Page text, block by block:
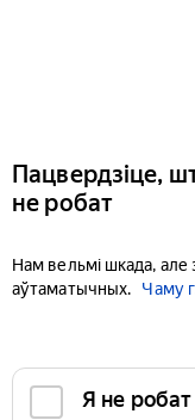
Пацвердзіце,
не робат
Нам вельмі шкада,
аўтаматычных.
Чаму
Я не робат